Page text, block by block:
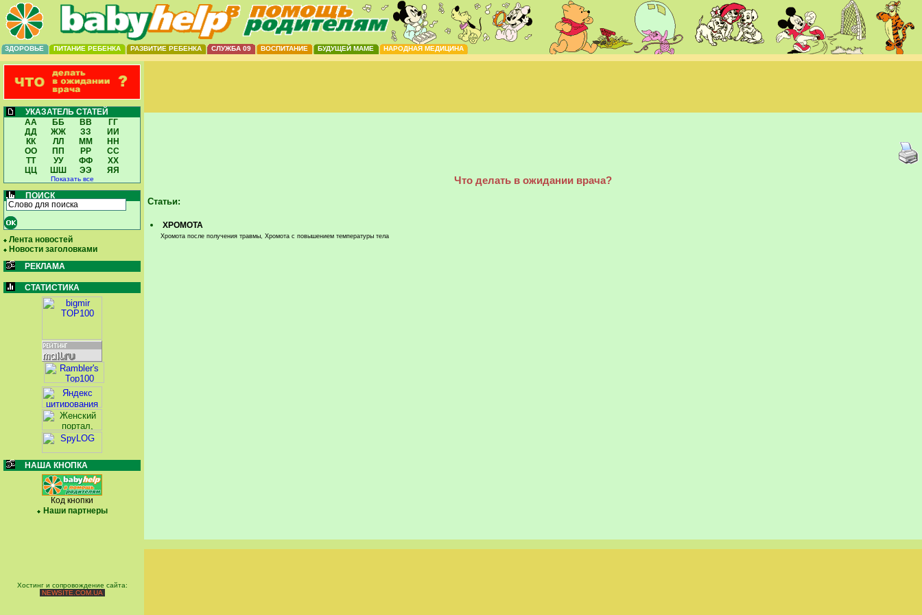
ЗДОРОВЬЕ ПИТАНИЕ РЕБЕНКА РАЗВИТИЕ РЕБЕНКА СЛУЖБА 09 ВОСПИТАНИЕ БУДУЩЕЙ МАМЕ НАРОДНАЯ МЕДИЦИНА
УКАЗАТЕЛЬ СТАТЕЙ
АА
ББ ВВ
ГГ
ДД
ЖЖ ЗЗ
ИИ
КК
ЛЛ ММ
НН
ОО
ПП РР
СС
ТТ
УУ ФФ
ХХ
ЦЦ
ШШ ЭЭ ЯЯ
Показать все
ПОИСК
Лента новостей
Новости заголовками
РЕКЛАМА
СТАТИСТИКА
НАША КНОПКА
Код кнопки
Наши партнеры
Что делать в ожидании врача?
Статьи:
ХРОМОТА
Хромота после получения травмы, Хромота с повышением температуры тела
Хостинг и сопровождение сайта:
NEWSITE.COM.UA